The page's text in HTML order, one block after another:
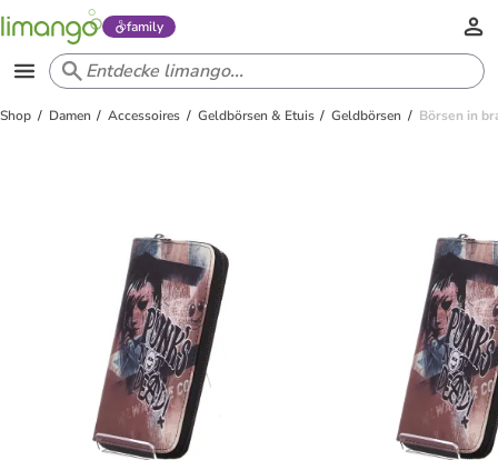
family
Shop Damen Accessoires Geldbörsen & Etuis Geldbörsen Börsen in